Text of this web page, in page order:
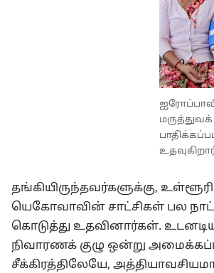
மருத்துவக்
தங்கியிருந்தவர்களுக்கு,
யெகோவாவின் சாட்சிகள் பல
கொடுத்து உதவினார்கள்.
நிவாரணக் குழு ஒன்று
சீக்கிரத்திலேயே,